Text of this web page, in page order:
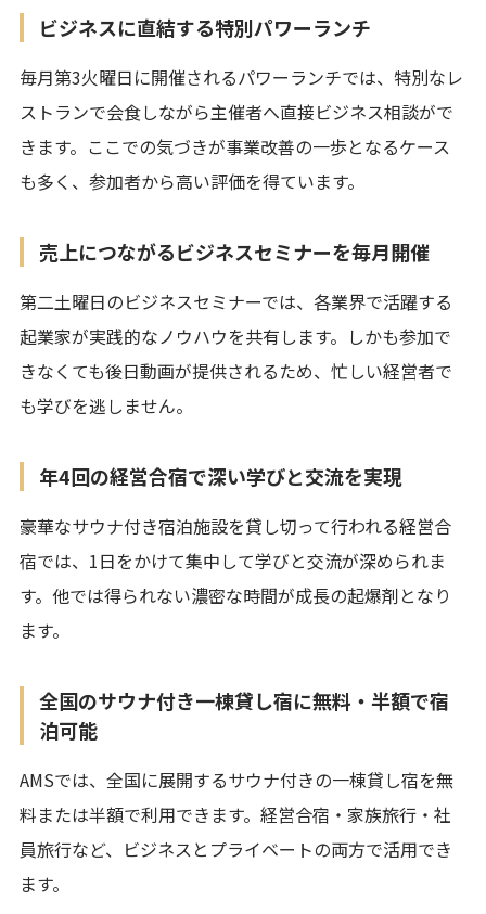
ビジネスに直結する特別パワーランチ
毎月第3火曜日に開催されるパワーランチでは、特別なレ
ストランで会食しながら主催者へ直接ビジネス相談がで
きます。ここでの気づきが事業改善の一歩となるケース
も多く、参加者から高い評価を得ています。
売上につながるビジネスセミナーを毎月開催
第二土曜日のビジネスセミナーでは、各業界で活躍する
起業家が実践的なノウハウを共有します。しかも参加で
きなくても後日動画が提供されるため、忙しい経営者で
も学びを逃しません。
年4回の経営合宿で深い学びと交流を実現
豪華なサウナ付き宿泊施設を貸し切って行われる経営合
宿では、1日をかけて集中して学びと交流が深められま
す。他では得られない濃密な時間が成長の起爆剤となり
ます。
全国のサウナ付き一棟貸し宿に無料・半額で宿
泊可能
AMSでは、全国に展開するサウナ付きの一棟貸し宿を無
料または半額で利用できます。経営合宿・家族旅行・社
員旅行など、ビジネスとプライベートの両方で活用でき
ます。